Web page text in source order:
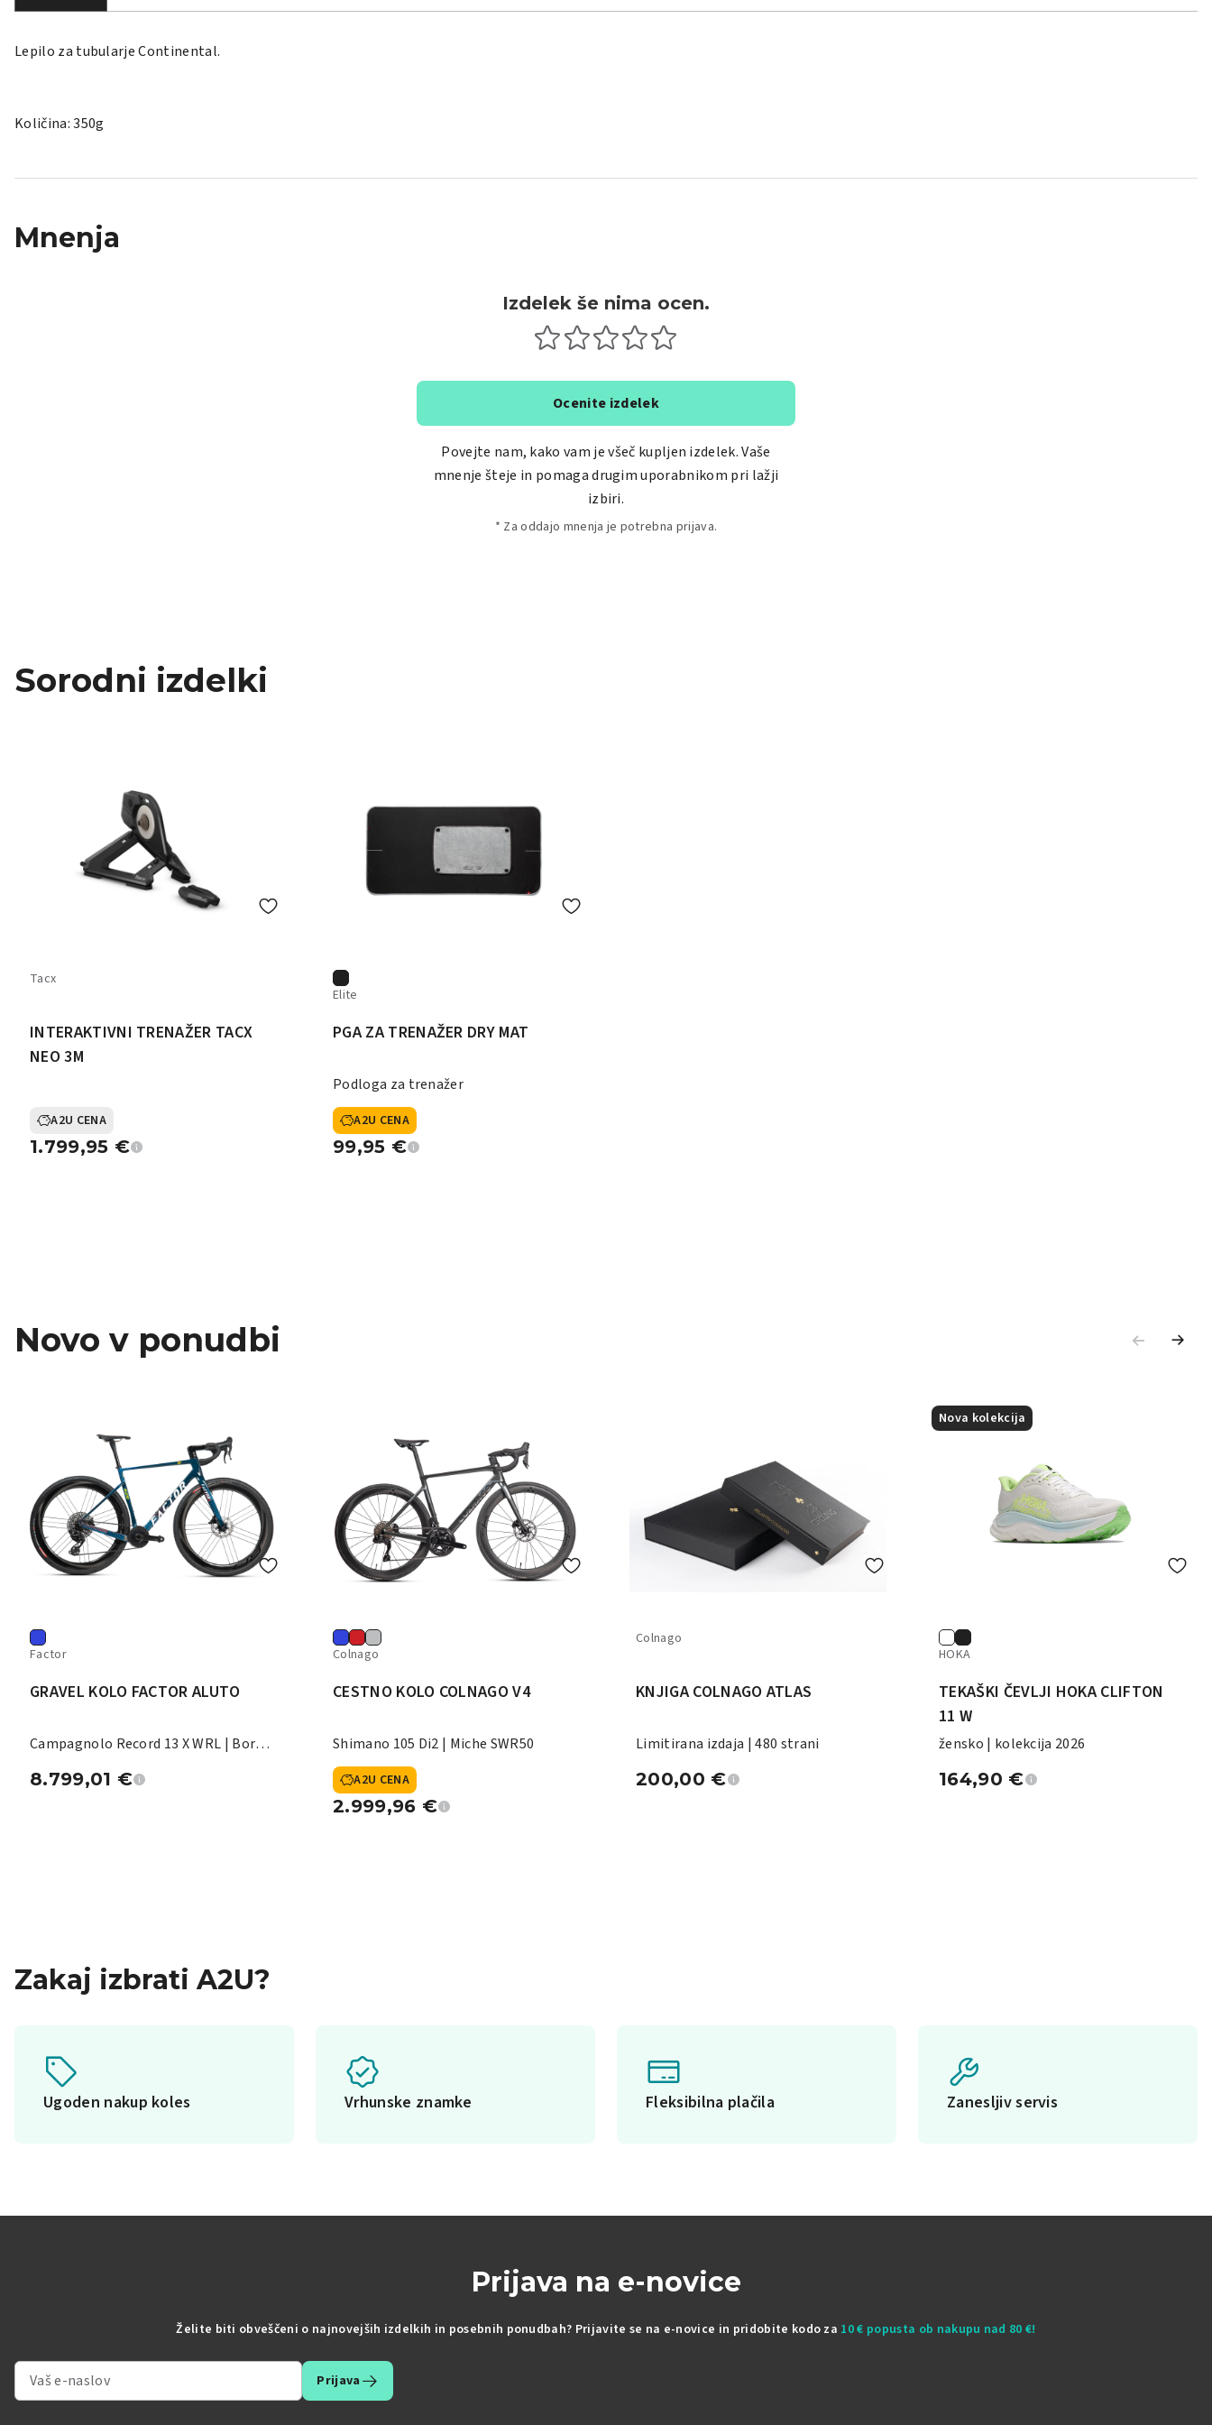
Lepilo za tubularje Continental.
Količina: 350g
Mnenja
Izdelek še nima ocen.
Ocenite izdelek
Povejte nam, kako vam je všeč kupljen izdelek. Vaše
mnenje šteje in pomaga drugim uporabnikom pri lažji
izbiri.
* Za oddajo mnenja je potrebna prijava.
Sorodni izdelki
Tacx
INTERAKTIVNI TRENAŽER TACX
NEO 3M
A2U CENA
1.799,95 €
Elite
PGA ZA TRENAŽER DRY MAT
Podloga za trenažer
A2U CENA
99,95 €
Novo v ponudbi
Factor
GRAVEL KOLO FACTOR ALUTO
Campagnolo Record 13 X WRL | Bora
8.799,01 €
Colnago
CESTNO KOLO COLNAGO V4
Shimano 105 Di2 | Miche SWR50
A2U CENA
2.999,96 €
Colnago
KNJIGA COLNAGO ATLAS
Limitirana izdaja | 480 strani
200,00 €
Nova kolekcija
HOKA
TEKAŠKI ČEVLJI HOKA CLIFTON
11 W
žensko | kolekcija 2026
164,90 €
Zakaj izbrati A2U?
Ugoden nakup koles Vrhunske znamke Fleksibilna plačila Zanesljiv servis
Prijava na e-novice
Želite biti obveščeni o najnovejših izdelkih in posebnih ponudbah? Prijavite se na e-novice in pridobite kodo za 10 € popusta ob nakupu nad 80 €!
Prijava